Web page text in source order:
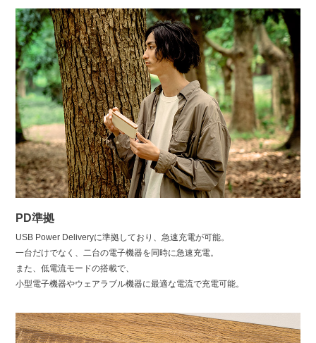
PD準拠
USB Power Deliveryに準拠しており、急速充電が可能。
一台だけでなく、二台の電子機器を同時に急速充電。
また、低電流モードの搭載で、
小型電子機器やウェアラブル機器に最適な電流で充電可能。